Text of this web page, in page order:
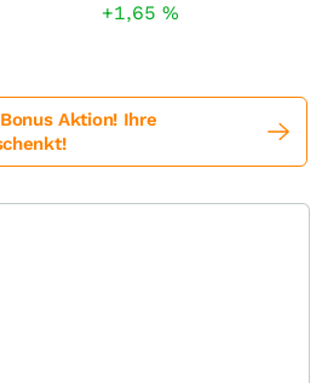
+1,65 %
Aktion! Ihre